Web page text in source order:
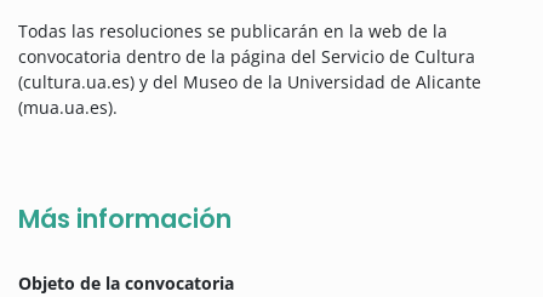
Todas las resoluciones se publicarán en la web de la
convocatoria dentro de la página del Servicio de Cultura
(cultura.ua.es) y del Museo de la Universidad de Alicante
(mua.ua.es).
Más información
Objeto de la convocatoria